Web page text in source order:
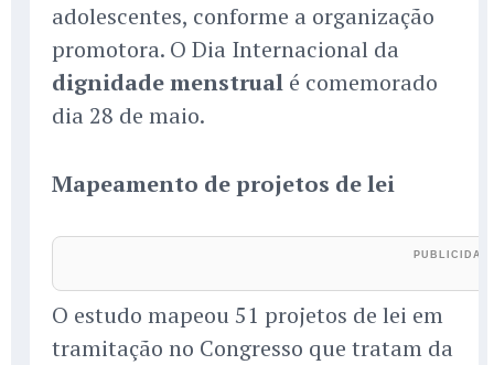
adolescentes, conforme a organização
promotora. O Dia Internacional da
dignidade menstrual é comemorado
dia 28 de maio.
Mapeamento de projetos de lei
O estudo mapeou 51 projetos de lei em
tramitação no Congresso que tratam da